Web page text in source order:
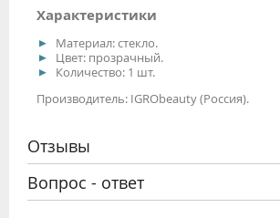
Характеристики
Материал: стекло.
Цвет: прозрачный.
Количество: 1 шт.
Производитель: IGRObeauty (Россия).
Отзывы
Вопрос - ответ